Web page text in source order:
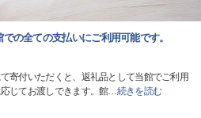
の全ての支払いにご利用可能です。
寄付いただくと、返礼品として当館でご利用
じてお渡しできます。館…続きを読む